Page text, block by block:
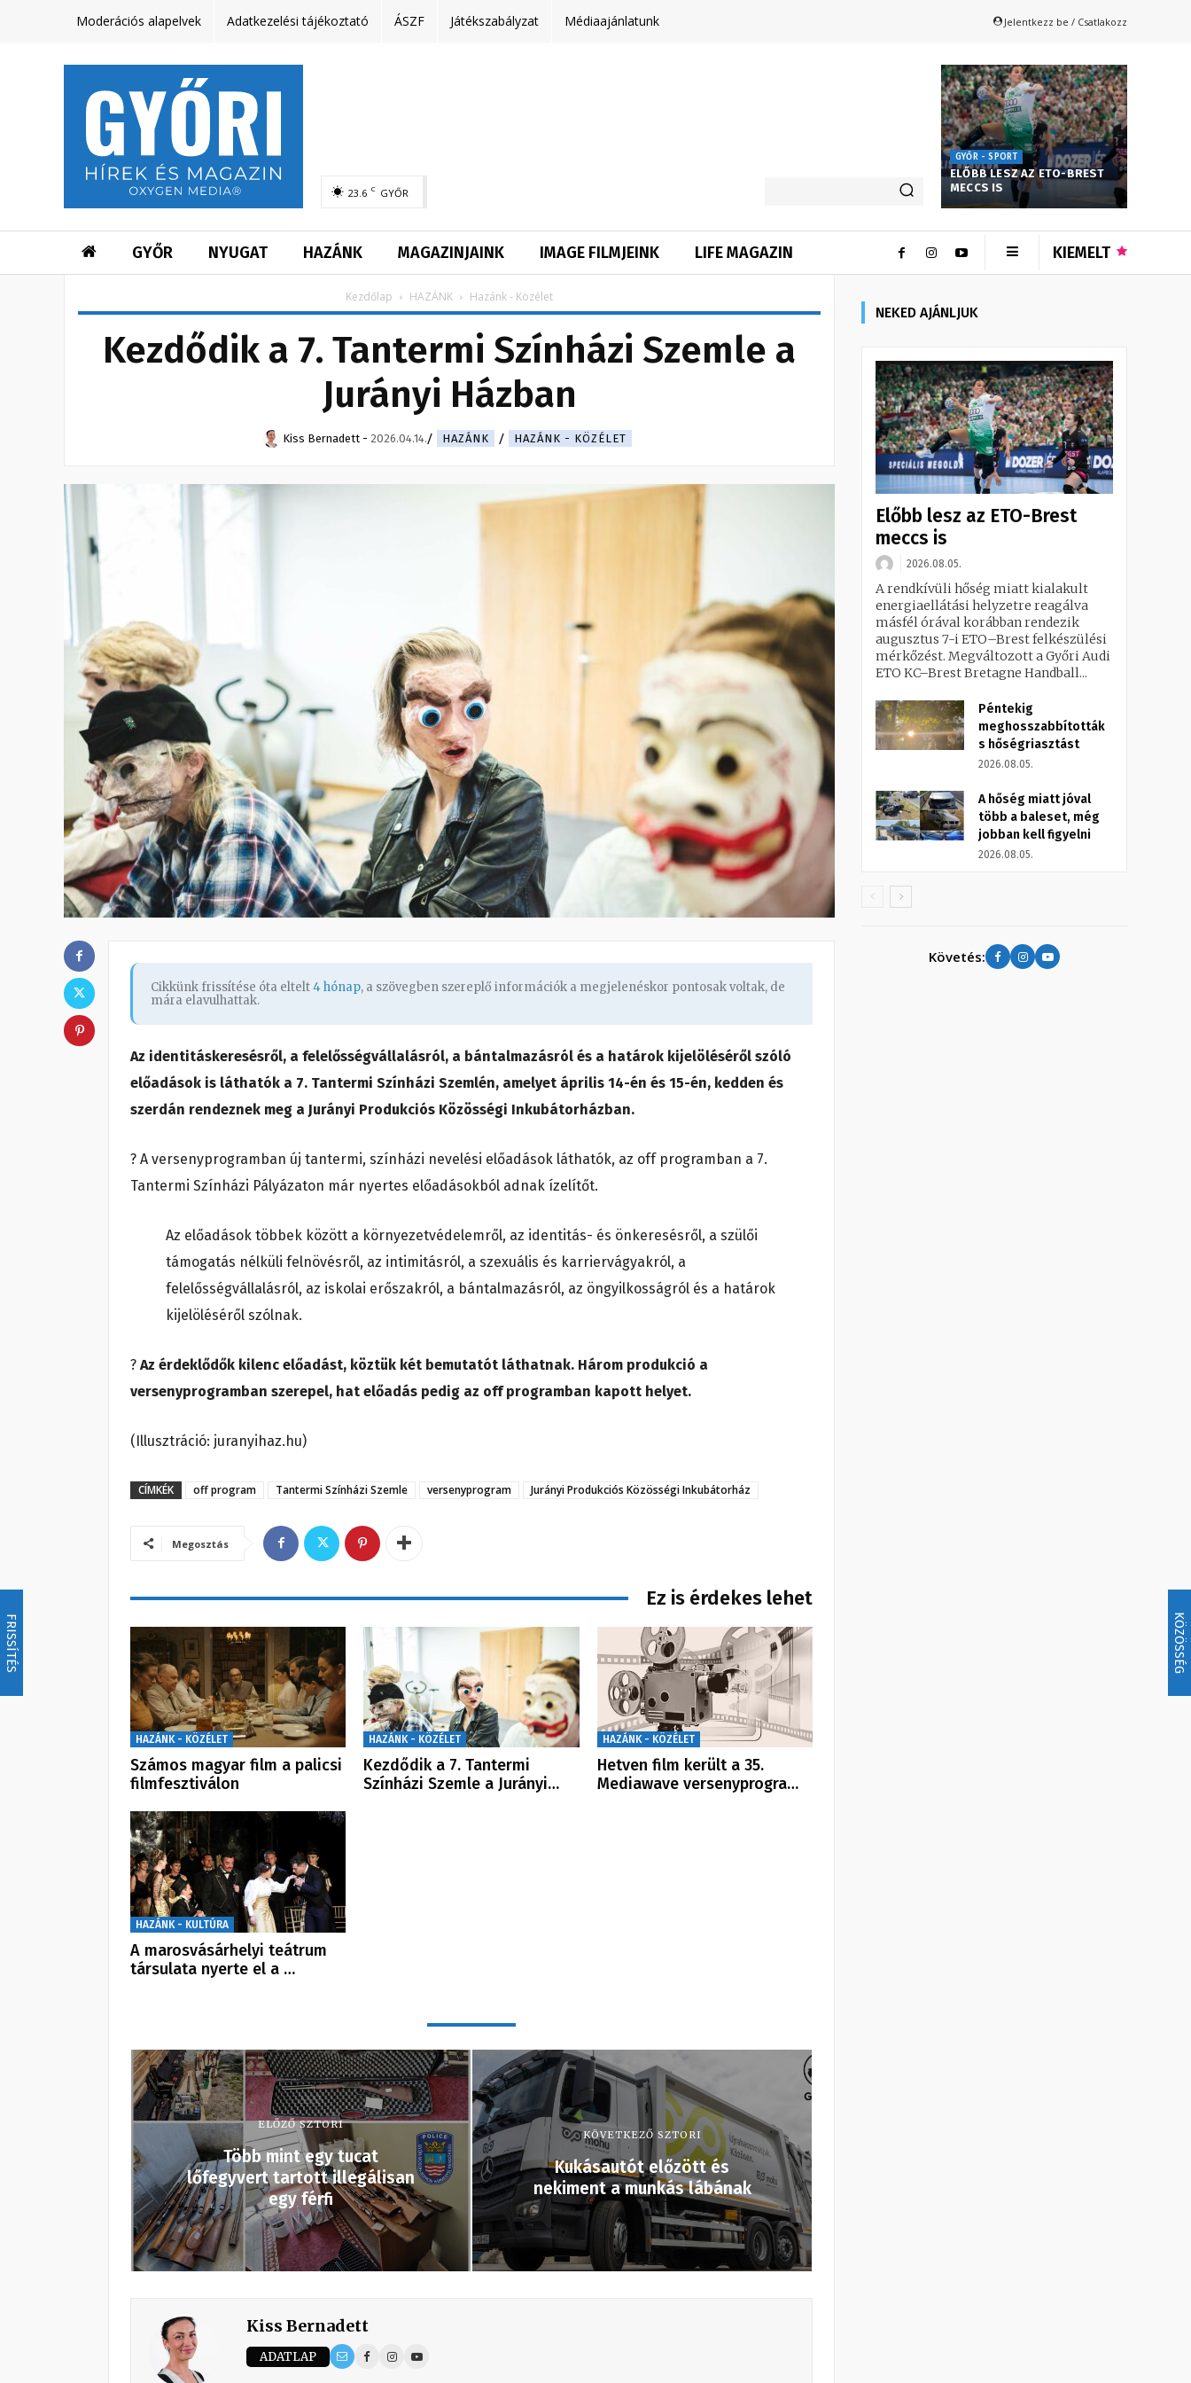
FRISSÍTÉS KÖZÖSSÉG
Moderációs alapelvek Adatkezelési tájékoztató ÁSZF Játékszabályzat Médiaajánlatunk Jelentkezz be / Csatlakozz
23.6 C GYŐR
GYŐR - SPORT
ELŐBB LESZ AZ ETO-BREST
MECCS IS
GYŐR NYUGAT HAZÁNK MAGAZINJAINK IMAGE FILMJEINK LIFE MAGAZIN KIEMELT
Kezdőlap HAZÁNK Hazánk - Közélet
Kezdődik a 7. Tantermi Színházi Szemle a
Jurányi Házban
Kiss Bernadett - 2026.04.14. HAZÁNK HAZÁNK - KÖZÉLET
Cikkünk frissítése óta eltelt4 hónap, a szövegben szereplő információk a megjelenéskor pontosak voltak, de
mára elavulhattak.
Az identitáskeresésről, a felelősségvállalásról, a bántalmazásról és a határok kijelöléséről szóló
előadások is láthatók a 7. Tantermi Színházi Szemlén, amelyet április 14-én és 15-én, kedden és
szerdán rendeznek meg a Jurányi Produkciós Közösségi Inkubátorházban.
? A versenyprogramban új tantermi, színházi nevelési előadások láthatók, az off programban a 7.
Tantermi Színházi Pályázaton már nyertes előadásokból adnak ízelítőt.
Az előadások többek között a környezetvédelemről, az identitás- és önkeresésről, a szülői
támogatás nélküli felnövésről, az intimitásról, a szexuális és karriervágyakról, a
felelősségvállalásról, az iskolai erőszakról, a bántalmazásról, az öngyilkosságról és a határok
kijelöléséről szólnak.
? Az érdeklődők kilenc előadást, köztük két bemutatót láthatnak. Három produkció a
versenyprogramban szerepel, hat előadás pedig az off programban kapott helyet.
(Illusztráció: juranyihaz.hu)
CÍMKÉK off program Tantermi Színházi Szemle versenyprogram Jurányi Produkciós Közösségi Inkubátorház
Megosztás
Ez is érdekes lehet
HAZÁNK - KÖZÉLET
Számos magyar film a palicsi
filmfesztiválon
HAZÁNK - KÖZÉLET
Kezdődik a 7. Tantermi
Színházi Szemle a Jurányi…
HAZÁNK - KÖZÉLET
Hetven film került a 35.
Mediawave versenyprogra…
HAZÁNK - KULTÚRA
A marosvásárhelyi teátrum
társulata nyerte el a …
ELŐZŐ SZTORI
Több mint egy tucat
lőfegyvert tartott illegálisan
egy férfi
KÖVETKEZŐ SZTORI
Kukásautót előzött és
nekiment a munkás lábának
Kiss Bernadett
ADATLAP
NEKED AJÁNLJUK
Előbb lesz az ETO-Brest
meccs is
2026.08.05.
A rendkívüli hőség miatt kialakult
energiaellátási helyzetre reagálva
másfél órával korábban rendezik
augusztus 7-i ETO–Brest felkészülési
mérkőzést. Megváltozott a Győri Audi
ETO KC–Brest Bretagne Handball...
Péntekig
meghosszabbították
s hőségriasztást
2026.08.05.
A hőség miatt jóval
több a baleset, még
jobban kell figyelni
2026.08.05.
Követés: